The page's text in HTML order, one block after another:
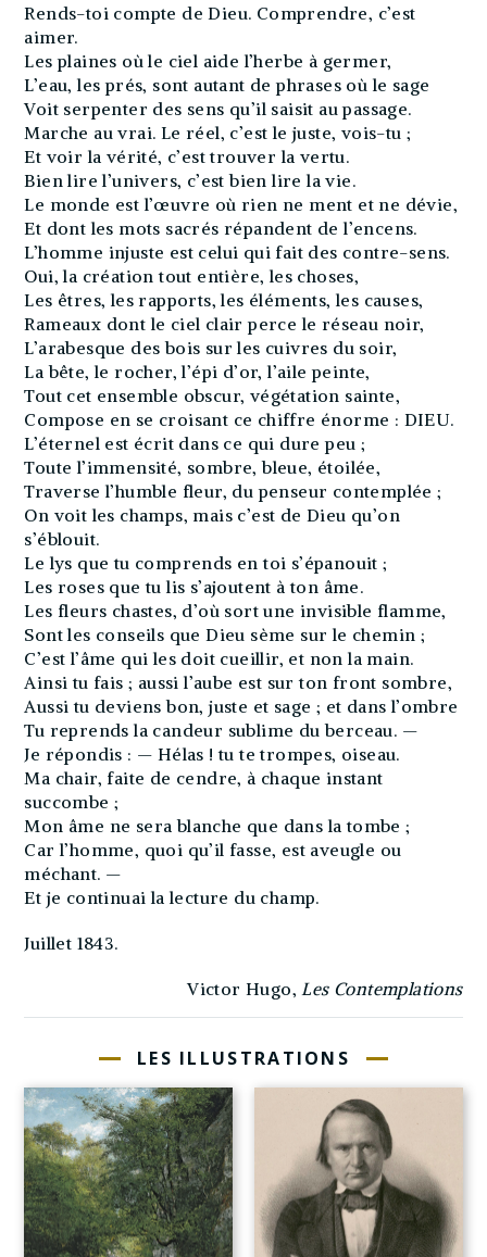
Rends-toi compte de Dieu. Comprendre, c’est
aimer.
Les plaines où le ciel aide l’herbe à germer,
L’eau, les prés, sont autant de phrases où le sage
Voit serpenter des sens qu’il saisit au passage.
Marche au vrai. Le réel, c’est le juste, vois-tu ;
Et voir la vérité, c’est trouver la vertu.
Bien lire l’univers, c’est bien lire la vie.
Le monde est l’œuvre où rien ne ment et ne dévie,
Et dont les mots sacrés répandent de l’encens.
L’homme injuste est celui qui fait des contre-sens.
Oui, la création tout entière, les choses,
Les êtres, les rapports, les éléments, les causes,
Rameaux dont le ciel clair perce le réseau noir,
L’arabesque des bois sur les cuivres du soir,
La bête, le rocher, l’épi d’or, l’aile peinte,
Tout cet ensemble obscur, végétation sainte,
Compose en se croisant ce chiffre énorme : DIEU.
L’éternel est écrit dans ce qui dure peu ;
Toute l’immensité, sombre, bleue, étoilée,
Traverse l’humble fleur, du penseur contemplée ;
On voit les champs, mais c’est de Dieu qu’on
s’éblouit.
Le lys que tu comprends en toi s’épanouit ;
Les roses que tu lis s’ajoutent à ton âme.
Les fleurs chastes, d’où sort une invisible flamme,
Sont les conseils que Dieu sème sur le chemin ;
C’est l’âme qui les doit cueillir, et non la main.
Ainsi tu fais ; aussi l’aube est sur ton front sombre,
Aussi tu deviens bon, juste et sage ; et dans l’ombre
Tu reprends la candeur sublime du berceau. —
Je répondis : — Hélas ! tu te trompes, oiseau.
Ma chair, faite de cendre, à chaque instant
succombe ;
Mon âme ne sera blanche que dans la tombe ;
Car l’homme, quoi qu’il fasse, est aveugle ou
méchant. —
Et je continuai la lecture du champ.
Juillet 1843.
Victor Hugo, Les Contemplations
LES ILLUSTRATIONS